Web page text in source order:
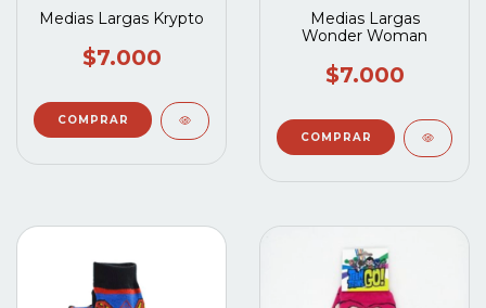
Medias Largas Krypto
$7.000
Medias Largas
Wonder Woman
$7.000